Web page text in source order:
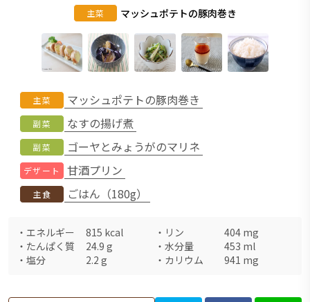
主菜 マッシュポテトの豚肉巻き
主菜 マッシュポテトの豚肉巻き
副菜 なすの揚げ煮
副菜 ゴーヤとみょうがのマリネ
デザート 甘酒プリン
主食 ごはん（180g）
・ エネルギー 815 kcal ・ リン 404 mg
・ たんぱく質 24.9 g ・ 水分量 453 ml
・ 塩分 2.2 g ・ カリウム 941 mg